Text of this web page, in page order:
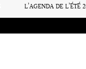
L’AGENDA DE L’ÉTÉ